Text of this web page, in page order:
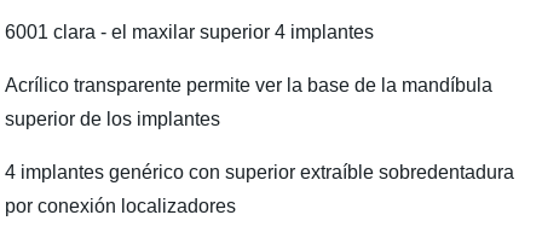
6001 clara - el maxilar superior 4 implantes
Acrílico transparente permite ver la base de la mandíbula
superior de los implantes
4 implantes genérico con superior extraíble sobredentadura
por conexión localizadores